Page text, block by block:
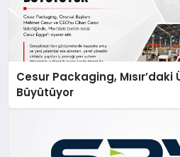
Cesur Packaging, Mısır’daki
Büyütüyor